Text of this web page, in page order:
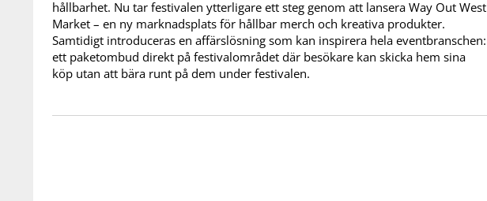
hållbarhet. Nu tar festivalen ytterligare ett steg genom att lansera Way Out West
Market – en ny marknadsplats för hållbar merch och kreativa produkter.
Samtidigt introduceras en affärslösning som kan inspirera hela eventbranschen:
ett paketombud direkt på festivalområdet där besökare kan skicka hem sina
köp utan att bära runt på dem under festivalen.